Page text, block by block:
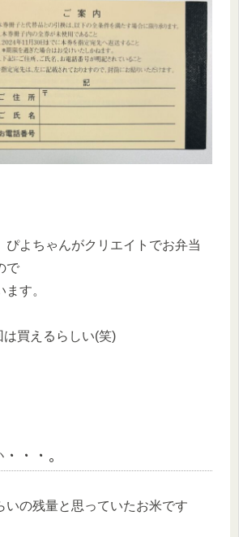
ぴよちゃんがクリエイトでお弁当
で
す。
買えるらしい(笑)
・・。
いの残量と思っていたお米です